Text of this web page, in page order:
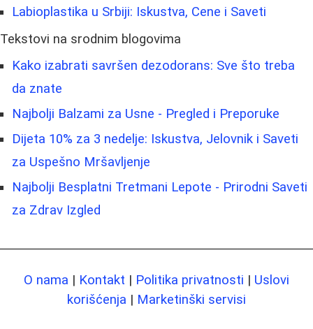
Labioplastika u Srbiji: Iskustva, Cene i Saveti
Tekstovi na srodnim blogovima
Kako izabrati savršen dezodorans: Sve što treba
da znate
Najbolji Balzami za Usne - Pregled i Preporuke
Dijeta 10% za 3 nedelje: Iskustva, Jelovnik i Saveti
za Uspešno Mršavljenje
Najbolji Besplatni Tretmani Lepote - Prirodni Saveti
za Zdrav Izgled
O nama | Kontakt | Politika privatnosti | Uslovi
korišćenja | Marketinški servisi